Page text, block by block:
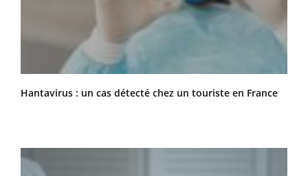
Hantavirus : un cas détecté chez un touriste en France